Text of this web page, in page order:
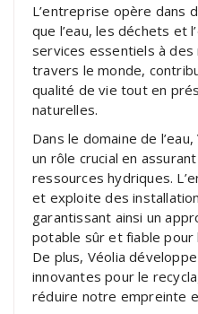
L’entreprise opère dans
que l’eau, les déchets et
services essentiels à des
travers le monde,
qualité de vie tout en
naturelles.
Dans le domaine de
un rôle crucial en
ressources hydriques.
et exploite des
garantissant ainsi un
potable sûr et fiable pour
De plus, Véolia
innovantes pour le
réduire notre empreinte